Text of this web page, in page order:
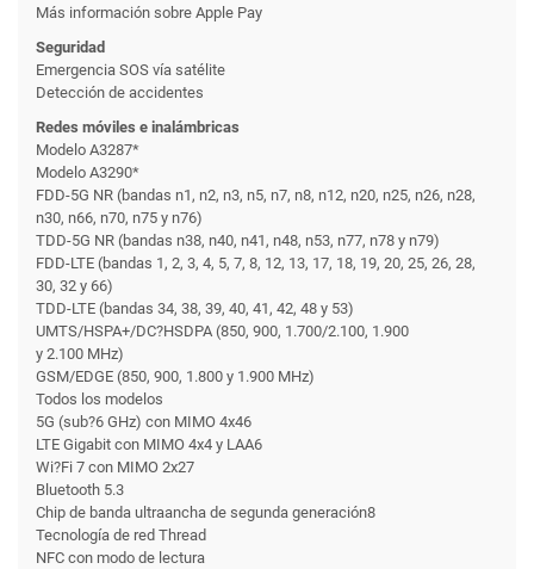
Más información sobre Apple Pay
Seguridad
Emergencia SOS vía satélite
Detección de accidentes
Redes móviles e inalámbricas
Modelo A3287*
Modelo A3290*
FDD-5G NR (bandas n1, n2, n3, n5, n7, n8, n12, n20, n25, n26, n28,
n30, n66, n70, n75 y n76)
TDD-5G NR (bandas n38, n40, n41, n48, n53, n77, n78 y n79)
FDD-LTE (bandas 1, 2, 3, 4, 5, 7, 8, 12, 13, 17, 18, 19, 20, 25, 26, 28,
30, 32 y 66)
TDD-LTE (bandas 34, 38, 39, 40, 41, 42, 48 y 53)
UMTS/HSPA+/DC?HSDPA (850, 900, 1.700/2.100, 1.900
y 2.100 MHz)
GSM/EDGE (850, 900, 1.800 y 1.900 MHz)
Todos los modelos
5G (sub?6 GHz) con MIMO 4x46
LTE Gigabit con MIMO 4x4 y LAA6
Wi?Fi 7 con MIMO 2x27
Bluetooth 5.3
Chip de banda ultraancha de segunda generación8
Tecnología de red Thread
NFC con modo de lectura